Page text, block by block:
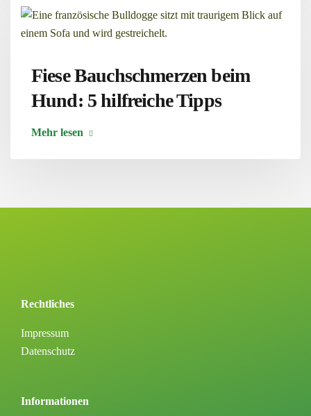
Fiese Bauchschmerzen beim
Hund: 5 hilfreiche Tipps
Mehr lesen
Rechtliches
Impressum
Datenschutz
Informationen